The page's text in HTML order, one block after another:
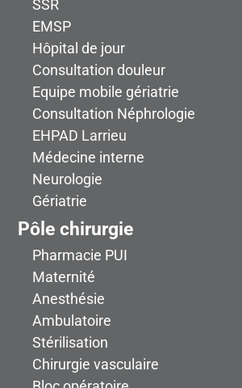
SSR
EMSP
Hôpital de jour
Consultation douleur
Equipe mobile gériatrie
Consultation Néphrologie
EHPAD Larrieu
Médecine interne
Neurologie
Gériatrie
Pôle chirurgie
Pharmacie PUI
Maternité
Anesthésie
Ambulatoire
Stérilisation
Chirurgie vasculaire